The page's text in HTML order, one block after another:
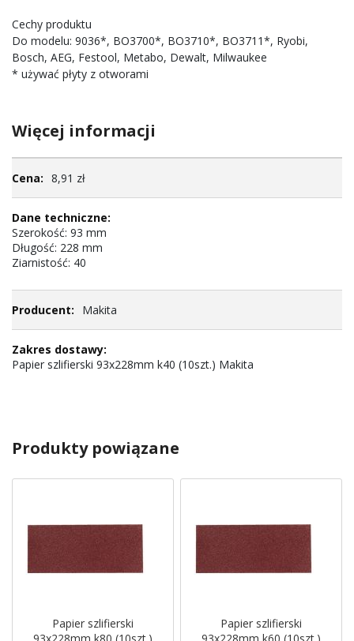
Cechy produktu
Do modelu: 9036*, BO3700*, BO3710*, BO3711*, Ryobi,
Bosch, AEG, Festool, Metabo, Dewalt, Milwaukee
* używać płyty z otworami
Więcej informacji
informacji8,91 zł
Szerokość: 93 mm
Długość: 228 mm
Ziarnistość: 40
Makita
Papier szlifierski 93x228mm k40 (10szt.) Makita
Produkty powiązane
Papier szlifierski
Papier szlifierski